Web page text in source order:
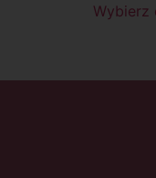
Wybierz